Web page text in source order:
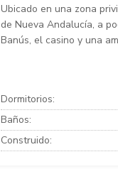
Ubicado en una zona
de Nueva Andalucía, a
Banús, el casino y una
Dormitorios:
Baños:
Construido: